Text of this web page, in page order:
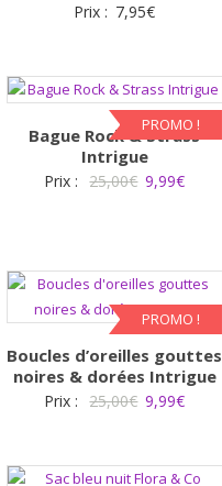
Prix : 7,95€
PROMO !
Bague Rock & Strass
Intrigue
Prix : 25,00€ Le
25,00€.
9,99€Le
9,99€.
PROMO !
Boucles d’oreilles gouttes
noires & dorées Intrigue
Prix : 25,00€ Le
9,99€Le